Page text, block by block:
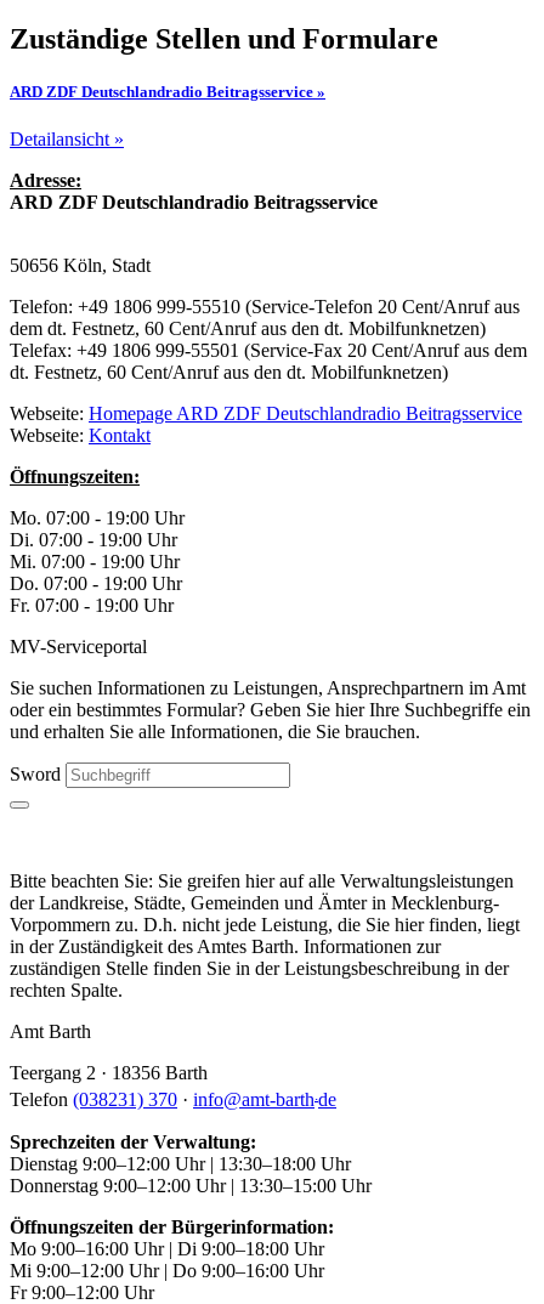
Zuständige Stellen und Formulare
ARD ZDF Deutschlandradio Beitragsservice »
Detailansicht »
Adresse:
ARD ZDF Deutschlandradio Beitragsservice
50656 Köln, Stadt
Telefon: +49 1806 999-55510 (Service-Telefon 20 Cent/Anruf aus
dem dt. Festnetz, 60 Cent/Anruf aus den dt. Mobilfunknetzen)
Telefax: +49 1806 999-55501 (Service-Fax 20 Cent/Anruf aus dem
dt. Festnetz, 60 Cent/Anruf aus den dt. Mobilfunknetzen)
Webseite: Homepage ARD ZDF Deutschlandradio Beitragsservice
Webseite: Kontakt
Öffnungszeiten:
Mo. 07:00 - 19:00 Uhr
Di. 07:00 - 19:00 Uhr
Mi. 07:00 - 19:00 Uhr
Do. 07:00 - 19:00 Uhr
Fr. 07:00 - 19:00 Uhr
MV-Serviceportal
Sie suchen Informationen zu Leistungen, Ansprechpartnern im Amt
oder ein bestimmtes Formular? Geben Sie hier Ihre Suchbegriffe ein
und erhalten Sie alle Informationen, die Sie brauchen.
Sword
Bitte beachten Sie: Sie greifen hier auf alle Verwaltungsleistungen
der Landkreise, Städte, Gemeinden und Ämter in Mecklenburg-
Vorpommern zu. D.h. nicht jede Leistung, die Sie hier finden, liegt
in der Zuständigkeit des Amtes Barth. Informationen zur
zuständigen Stelle finden Sie in der Leistungsbeschreibung in der
rechten Spalte.
Amt Barth
Teergang 2 · 18356 Barth
Telefon (038231) 370 · info@amt-barthde
Sprechzeiten der Verwaltung:
Dienstag 9:00–12:00 Uhr | 13:30–18:00 Uhr
Donnerstag 9:00–12:00 Uhr | 13:30–15:00 Uhr
Öffnungszeiten der Bürgerinformation:
Mo 9:00–16:00 Uhr | Di 9:00–18:00 Uhr
Mi 9:00–12:00 Uhr | Do 9:00–16:00 Uhr
Fr 9:00–12:00 Uhr